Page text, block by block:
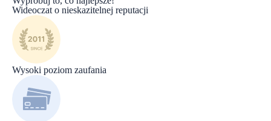
Wideoczat o nieskazitelnej reputacji
Wysoki poziom zaufania